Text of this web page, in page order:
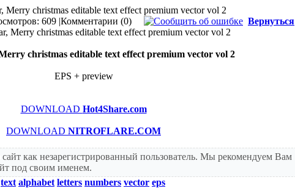
Merry christmas editable text effect premium vector vol 2
609 |Комментарии (0) Вернуться
christmas editable text effect premium vector vol 2
EPS + preview
DOWNLOAD Hot4Share.com
DOWNLOAD NITROFLARE.COM
как незарегистрированный пользователь. Мы рекомендуем Вам
под своим именем.
text alphabet letters numbers vector eps